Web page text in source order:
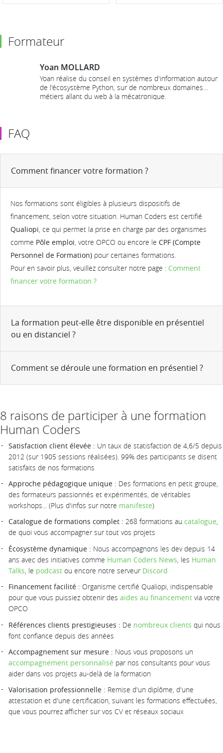
Formateur
Yoan MOLLARD
Yoan réalise du conseil en systèmes d'information autour
de l'écosystème Python, sur de nombreux domaines
métiers allant du web à la mécatronique.
FAQ
Comment financer votre formation ?
Nos formations sont éligibles à plusieurs dispositifs de
financement, selon votre situation. Human Coders est certifié
Qualiopi , ce qui permet la prise en charge par des organismes
comme Pôle emploi , votre OPCO ou encore le CPF (Compte
Personnel de Formation) pour certaines formations.
Pour en savoir plus, veuillez consulter notre page : Comment
financer votre formation ?
La formation peut-elle être disponible en présentiel
ou en distanciel ?
Comment se déroule une formation en présentiel ?
8 raisons de participer à une formation
Human Coders
Satisfaction client élevée : Un taux de statisfaction de 4,6/5 depuis
2012 (sur 1905 sessions réalisées). 99% des participants se disent
satisfaits de nos formations
Approche pédagogique unique : Des formations en petit groupe,
des formateurs passionnés et expérimentés, de véritables
workshops... (Plus d'infos sur notre manifeste)
Catalogue de formations complet : 268 formations au catalogue,
de quoi vous accompagner sur tout vos projets
Écosystème dynamique : Nous accompagnons les dev depuis 14
ans avec des initiatives comme Human Coders News, les Human
Talks, le podcast ou encore notre serveur Discord
Financement facilité : Organisme certifié Qualiopi, indispensable
pour que vous puissiez obtenir des aides au financement via votre
OPCO
Références clients prestigieuses : De nombreux clients qui nous
font confiance depuis des années
Accompagnement sur mesure : Nous vous proposons un
accompagnement personnalisé par nos consultants pour vous
aider dans vos projets au-delà de la formation
Valorisation professionnelle : Remise d'un diplôme, d'une
attestation et d'une certification, suivant les formations effectuées,
que vous pourrez afficher sur vos CV et réseaux sociaux